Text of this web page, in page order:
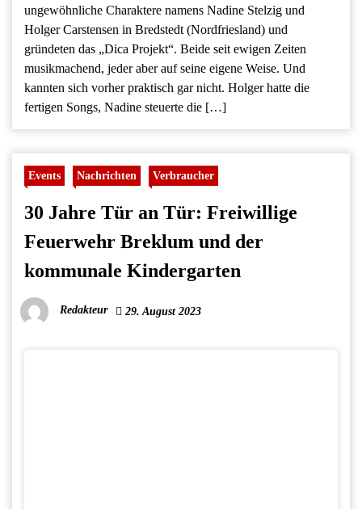
ungewöhnliche Charaktere namens Nadine Stelzig und
Holger Carstensen in Bredstedt (Nordfriesland) und
gründeten das „Dica Projekt“. Beide seit ewigen Zeiten
musikmachend, jeder aber auf seine eigene Weise. Und
kannten sich vorher praktisch gar nicht. Holger hatte die
fertigen Songs, Nadine steuerte die […]
Events Nachrichten Verbraucher
30 Jahre Tür an Tür: Freiwillige
Feuerwehr Breklum und der
kommunale Kindergarten
Redakteur 29. August 2023